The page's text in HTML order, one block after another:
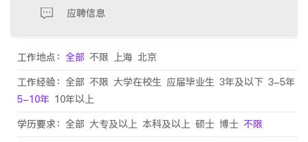
应聘信息
工作地点： 全部 不限 上海 北京
工作经验： 全部 不限 大学在校生 应届毕业生 3年及以下 3-5年
5-10年 10年以上
学历要求： 全部 大专及以上 本科及以上 硕士 博士 不限